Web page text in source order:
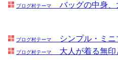
ブログ村テーマ バッグの中身、
ブログ村テーマ シンプル・ミニ
ブログ村テーマ 大人が着る無印